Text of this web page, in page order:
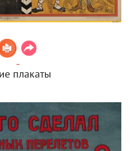
плакаты